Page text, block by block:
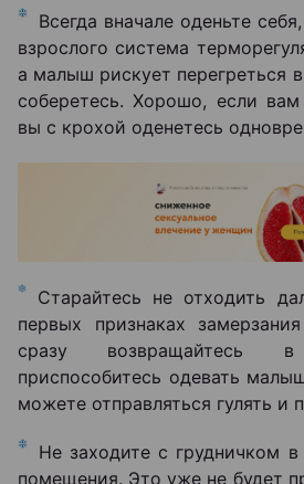
Всегда вначале оденьте
взрослого система
а малыш рискует перегреться
соберетесь. Хорошо, если
вы с крохой оденетесь
Старайтесь не отходить
первых признаках
сразу возвращайтесь
приспособитесь одевать
можете отправляться гулять и
Не заходите с грудничком
помещения. Это уже не будет